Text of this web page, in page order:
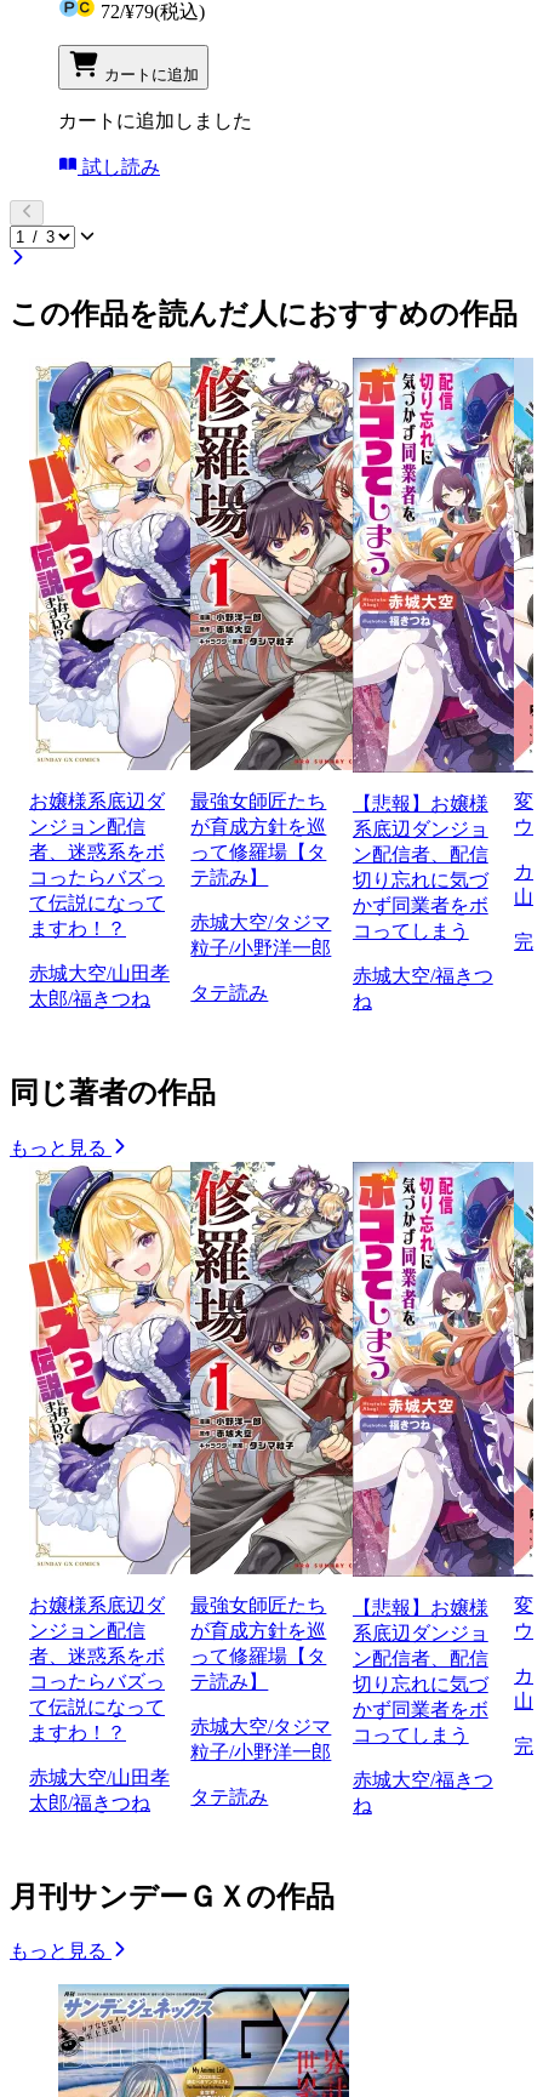
72/¥79(税込)
カートに追加
カートに追加しました
試し読み
この作品を読んだ人におすすめの作品
お嬢様系底辺ダ
ンジョン配信
者、迷惑系をボ
コったらバズっ
て伝説になって
ますわ！？
赤城大空/山田孝
太郎/福きつね
最強女師匠たち
が育成方針を巡
って修羅場【タ
テ読み】
赤城大空/タジマ
粒子/小野洋一郎
タテ読み
【悲報】お嬢様
系底辺ダンジョ
ン配信者、配信
切り忘れに気づ
かず同業者をボ
コってしまう
赤城大空/福きつ
ね
変
ウ
カ
山
完
同じ著者の作品
もっと見る
お嬢様系底辺ダ
ンジョン配信
者、迷惑系をボ
コったらバズっ
て伝説になって
ますわ！？
赤城大空/山田孝
太郎/福きつね
最強女師匠たち
が育成方針を巡
って修羅場【タ
テ読み】
赤城大空/タジマ
粒子/小野洋一郎
タテ読み
【悲報】お嬢様
系底辺ダンジョ
ン配信者、配信
切り忘れに気づ
かず同業者をボ
コってしまう
赤城大空/福きつ
ね
変
ウ
カ
山
完
月刊サンデーＧＸの作品
もっと見る